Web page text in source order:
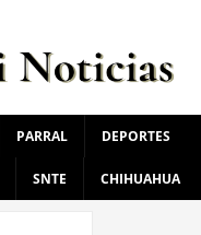
PARRAL DEPORTES
SNTE CHIHUAHUA